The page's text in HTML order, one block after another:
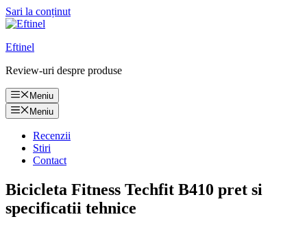
Sari la conținut
Eftinel
Review-uri despre produse
Meniu
Meniu
Recenzii
Stiri
Contact
Bicicleta Fitness Techfit B410 pret si
specificatii tehnice